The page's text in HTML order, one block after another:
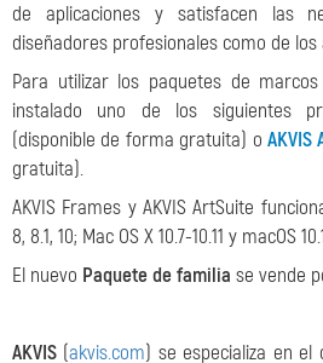
de aplicaciones y satisfacen las
diseñadores profesionales como de los
Para utilizar los paquetes de
instalado uno de los siguientes
(disponible de forma gratuita) o AKVIS
gratuita).
AKVIS Frames y AKVIS ArtSuite
8, 8.1, 10; Mac OS X 10.7-10.11 y macOS
El nuevo Paquete de familia se vende
AKVIS (akvis.com) se especializa en